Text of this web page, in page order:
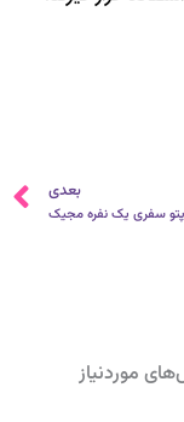
بعدی
سفری یک نفره مجیک
موردنیاز